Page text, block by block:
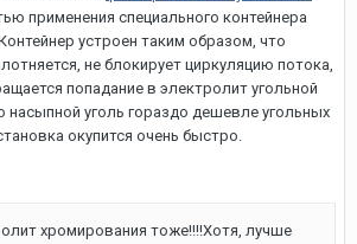
применения специального контейнера
устроен таким образом, что
не блокирует циркуляцию потока,
попадание в электролит угольной
насыпной уголь гораздо дешевле угольных
окупится очень быстро.
хромирования тоже!!!!Хотя, лучше